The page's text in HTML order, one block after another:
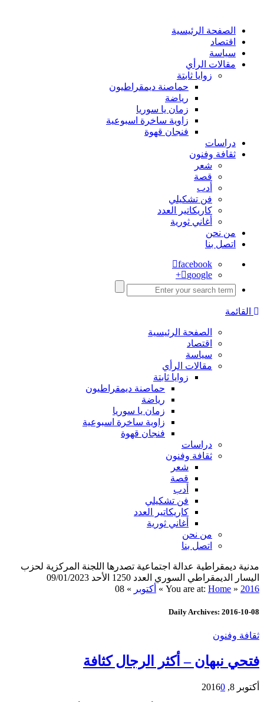
الصفحة الرئيسية
اقتصاد
سياسة
مقالات الرأي
زوايا ثابتة
حماصنة ديمقراطيون
رياضة
زمان يا سوريا
زاوية ساخرة اسبوعية
فنجان قهوة
دراسات
ثقافة وفنون
شعر
قصة
أدب
فن تشكيلي
كاريكاتير العدد
أغاني ثورية
من نحن
اتصل بنا
facebook
google+
القائمة
الصفحة الرئيسية
اقتصاد
سياسة
مقالات الرأي
زوايا ثابتة
حماصنة ديمقراطيون
رياضة
زمان يا سوريا
زاوية ساخرة اسبوعية
فنجان قهوة
دراسات
ثقافة وفنون
شعر
قصة
أدب
فن تشكيلي
كاريكاتير العدد
أغاني ثورية
من نحن
اتصل بنا
مدنية ديمقراطية عدالة اجتماعية تصدرها اللجنة المركزية لحزب
اليسار الديمقراطي السوري العدد 1250 الأحد 09/01/2023
You are at: Home » 2016
» أكتوبر »
08
Daily Archives: 2016-10-08
ثقافة وفنون
فتحي نبهان – أكثر الرجال كثافة
أكتوبر 8, 2016 0